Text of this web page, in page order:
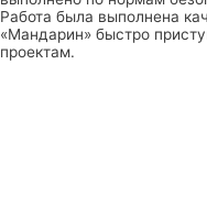
Работа была выполнена
«Мандарин» быстро
проектам.